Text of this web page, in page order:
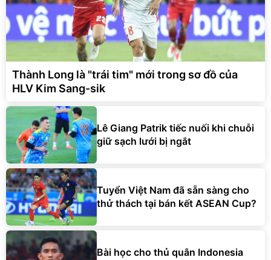
Thành Long là "trái tim" mới trong sơ đồ của
HLV Kim Sang-sik
Lê Giang Patrik tiếc nuối khi chuỗi
giữ sạch lưới bị ngắt
Tuyển Việt Nam đã sẵn sàng cho
thử thách tại bán kết ASEAN Cup?
Bài học cho thủ quân Indonesia